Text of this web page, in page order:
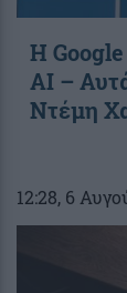
Η Google
AI –
Ντέμη
12:28, 6